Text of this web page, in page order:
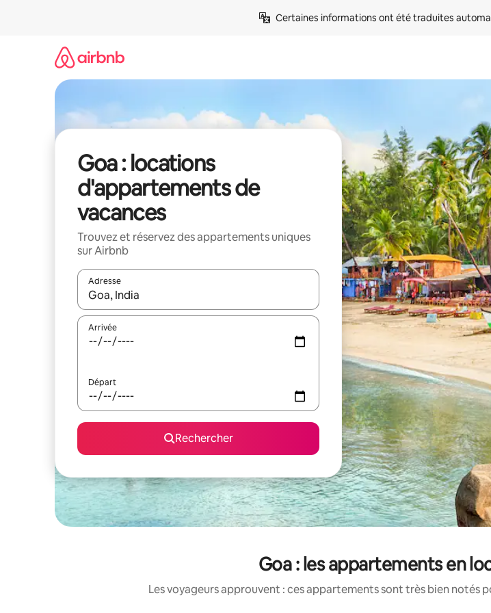
Certaines informations ont été traduites
Goa : locations
d'appartements de
vacances
Trouvez et réservez des appartements uniques
sur Airbnb
Adresse
Lorsque les résultats s'affichent, utilisez les flèches vers le haut et vers le bas pour les
Arrivée
Départ
Rechercher
Goa : les appartements en
Les voyageurs approuvent : ces appartements sont très bien notés